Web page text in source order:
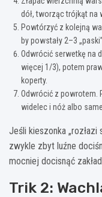
dół, tworząc trójkąt na
Powtórzyć z kolejną
by powstały 2–3
Odwrócić serwetkę na
więcej 1/3), potem
koperty.
Odwrócić z powrotem.
widelec i nóż albo
Jeśli kieszonka
zwykle zbyt luźne
mocniej docisnąć
Trik 2: